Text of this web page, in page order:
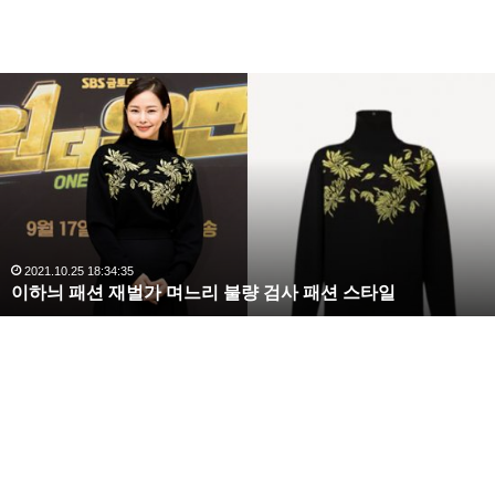
일
복
수
해
김
완
벽
한
복수해라 김사랑, 완벽한 S라인 몸매 시선 압